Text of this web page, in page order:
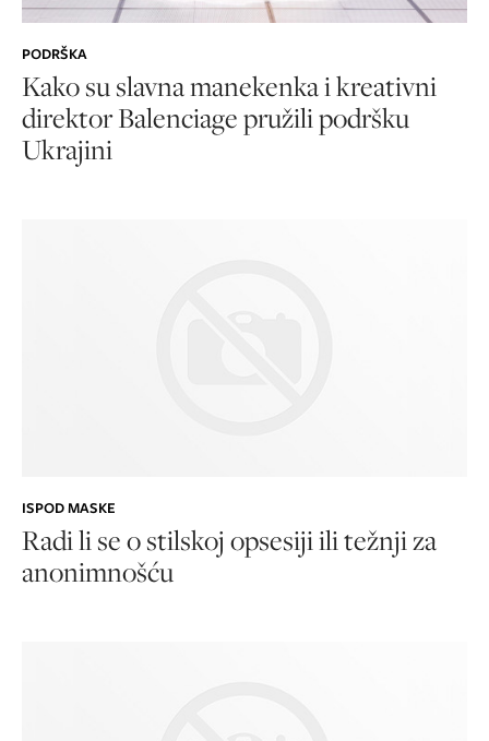
PODRŠKA
Kako su slavna manekenka i kreativni
direktor Balenciage pružili podršku
Ukrajini
ISPOD MASKE
Radi li se o stilskoj opsesiji ili težnji za
anonimnošću